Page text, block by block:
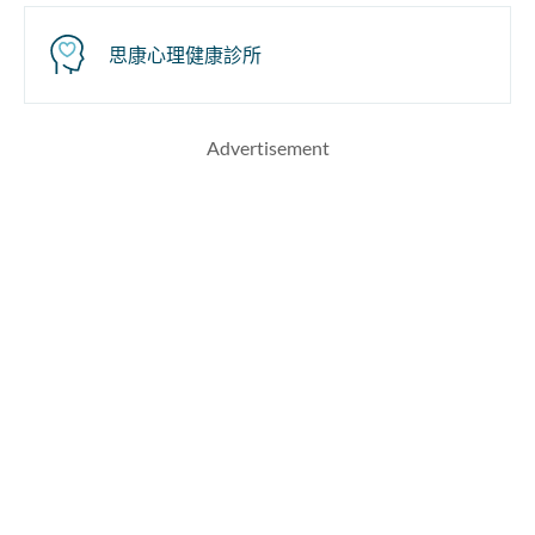
思康心理健康診所
Advertisement